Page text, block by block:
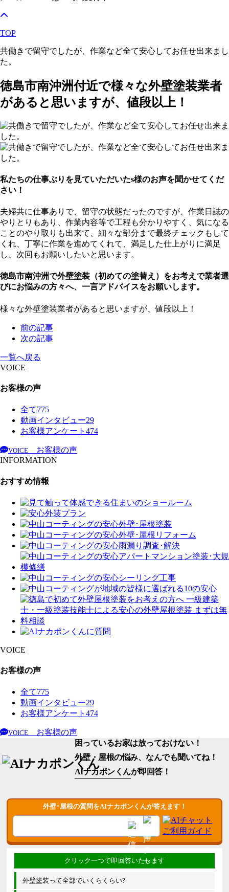
TOP
共働きで留守でしたが、作業など全て安心してお任せ出来まし
た。
徳島市南沖洲付近で様々な外壁塗装業者
があると思いますが、値段以上！
私たちの仕事ぶりを見ていただいたs様のお声を聞かせてくだ
さい！
夫婦共に仕事ありで、留守の状態だったのですが、作業日誌の
やりとりもあり、作業内容等で工程も分かりやすく、気になる
ことのやり取りも出来て、細々な部分まで最終チェックもして
くれ、丁寧に作業を進めてくれて、満足した仕上がりに満足
し、次回もお願いしたいと思います。
徳島市南沖洲で外壁塗装（初めての塗替え）をお考えで業者選
びにお悩みの方々へ、一言アドバイスをお願いします。
様々な外壁塗装業者があると思いますが、値段以上！
前の記事
次の記事
一覧へ戻る
VOICE
お客様の声
全て775
動画インタビュー29
お客様アンケート 474
VOICE
お客様の声
INFORMATION
おすすめ情報
VOICE
お客様の声
全て775
動画インタビュー29
お客様アンケート 474
VOICE
お客様の声
困っているお家は放っておけない！
外壁・屋根の悩み、なんでも聞いてね！
AIナカポンくんが即回答！
外壁･屋根の質問をAIナカポンくんが答えます！
外壁塗装って全部でいくらくらい?